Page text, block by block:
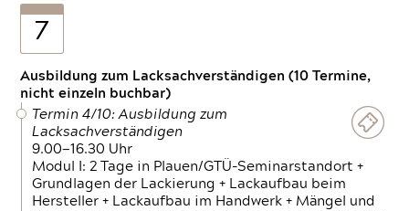
7
Ausbildung zum Lacksachverständigen (10 Termine,
nicht einzeln buchbar)
Termin 4/10: Ausbildung zum
Lacksachverständigen
9.00—16.30 Uhr
Modul I: 2 Tage in Plauen/GTÜ-Seminarstandort +
Grundlagen der Lackierung + Lackaufbau beim
Hersteller + Lackaufbau im Handwerk + Mängel und